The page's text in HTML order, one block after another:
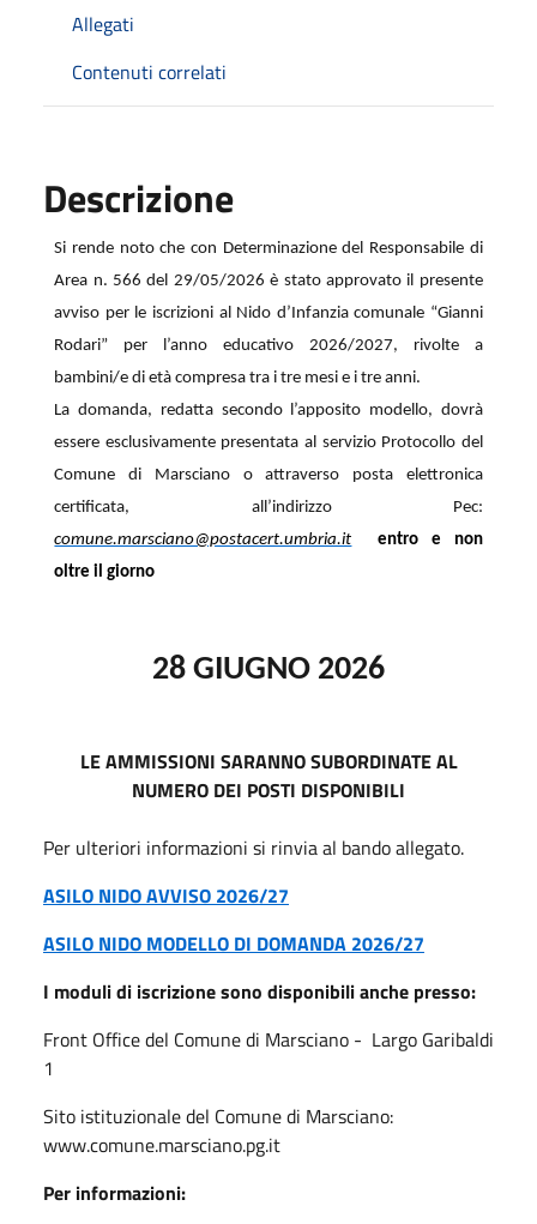
Allegati
Contenuti correlati
Descrizione
Si rende noto che con Determinazione del Responsabile di
Area n. 566 del 29/05/2026 è stato approvato il presente
avviso per le iscrizioni al Nido d’Infanzia comunale “Gianni
Rodari” per l’anno educativo 2026/2027, rivolte a
bambini/e di età compresa tra i tre mesi e i tre anni.
La domanda, redatta secondo l’apposito modello, dovrà
essere esclusivamente presentata al servizio Protocollo del
Comune di Marsciano o attraverso posta elettronica
certificata, all’indirizzo Pec:
comune.marsciano@postacert.umbria.it
entro e non
oltre il giorno
28 GIUGNO 2026
LE AMMISSIONI SARANNO SUBORDINATE AL
NUMERO DEI POSTI DISPONIBILI
Per ulteriori informazioni si rinvia al bando allegato.
ASILO NIDO AVVISO 2026/27
ASILO NIDO MODELLO DI DOMANDA 2026/27
I moduli di iscrizione sono disponibili anche presso:
Front Office del Comune di Marsciano - Largo Garibaldi
1
Sito istituzionale del Comune di Marsciano:
www.comune.marsciano.pg.it
Per informazioni: